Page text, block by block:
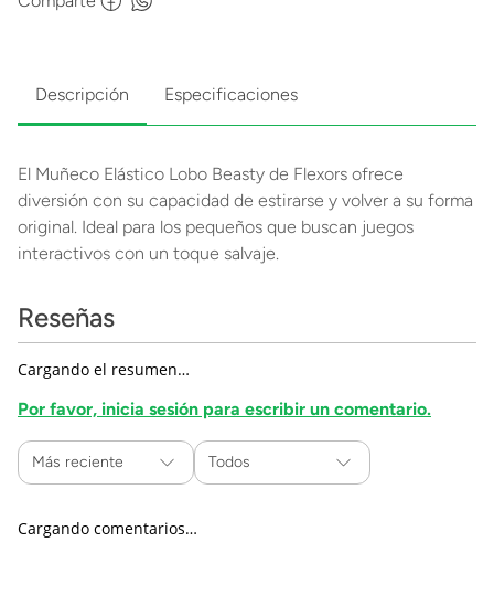
Descripción Especificaciones
El Muñeco Elástico Lobo Beasty de Flexors ofrece
diversión con su capacidad de estirarse y volver a su forma
original. Ideal para los pequeños que buscan juegos
interactivos con un toque salvaje.
Reseñas
Cargando el resumen…
Por favor, inicia sesión para escribir un comentario.
Más reciente Todos
Cargando comentarios…